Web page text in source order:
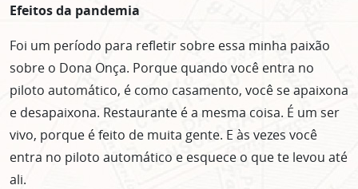
Efeitos da pandemia
Foi um período para refletir sobre essa minha paixão
sobre o Dona Onça. Porque quando você entra no
piloto automático, é como casamento, você se apaixona
e desapaixona. Restaurante é a mesma coisa. É um ser
vivo, porque é feito de muita gente. E às vezes você
entra no piloto automático e esquece o que te levou até
ali.